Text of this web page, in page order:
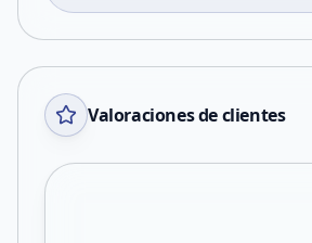
Valoraciones de clientes